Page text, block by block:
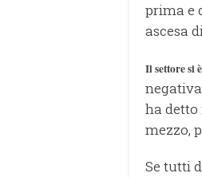
prima e
ascesa
Il settore si
ha detto
mezzo,
Se tutti